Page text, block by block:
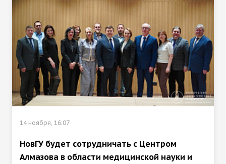
14 ноября, 16:07
НовГУ будет сотрудничать с Центром
Алмазова в области медицинской науки и